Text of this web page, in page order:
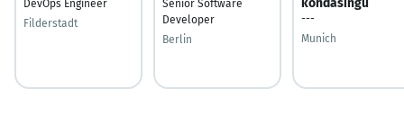
DevOps Engineer
Filderstadt
Senior Software
Developer
Berlin
---
Munich